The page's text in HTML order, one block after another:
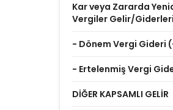
Kar veya Zararda
Vergiler Gelir/Giderleri
- Dönem Vergi Gideri
- Ertelenmiş Vergi
DİĞER KAPSAMLI GELİR